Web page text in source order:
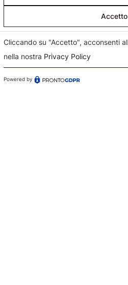
Confermo di aver preso
(UE) n. 679/2016 (GDPR)*
Accetto
Cliccando su "Accetto", acconsenti
nella nostra Privacy Policy
Powered by